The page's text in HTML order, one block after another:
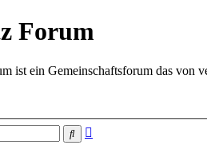
Forum
ist ein Gemeinschaftsforum das von
Suche